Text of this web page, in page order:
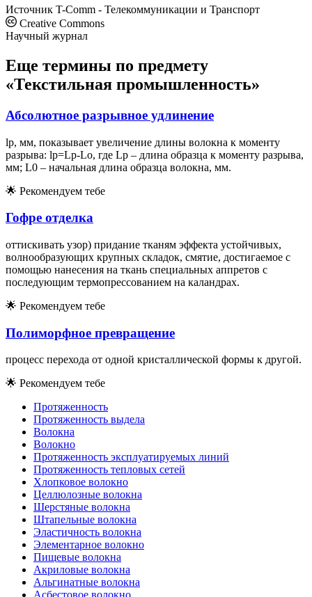
Источник T-Comm - Телекоммуникации и Транспорт
Creative Commons
Научный журнал
Еще термины по предмету
«Текстильная промышленность»
Абсолютное разрывное удлинение
lp, мм, показывает увеличение длины волокна к моменту
разрыва: lp=Lp-Lo, где Lp – длина образца к моменту разрыва,
мм; L0 – начальная длина образца волокна, мм.
🌟 Рекомендуем тебе
Гофре отделка
оттискивать узор) придание тканям эффекта устойчивых,
волнообразующих крупных складок, смятие, достигаемое с
помощью нанесения на ткань специальных аппретов с
последующим термопрессованием на каландрах.
🌟 Рекомендуем тебе
Полиморфное превращение
процесс перехода от одной кристаллической формы к другой.
🌟 Рекомендуем тебе
Протяженность
Протяженность выдела
Волокна
Волокно
Протяженность эксплуатируемых линий
Протяженность тепловых сетей
Хлопковое волокно
Целлюлозные волокна
Шерстяные волокна
Штапельные волокна
Эластичность волокна
Элементарное волокно
Пищевые волокна
Акриловые волокна
Альгинатные волокна